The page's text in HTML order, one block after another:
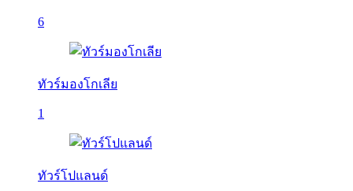
6
ทัวร์มองโกเลีย
1
ทัวร์โปแลนด์